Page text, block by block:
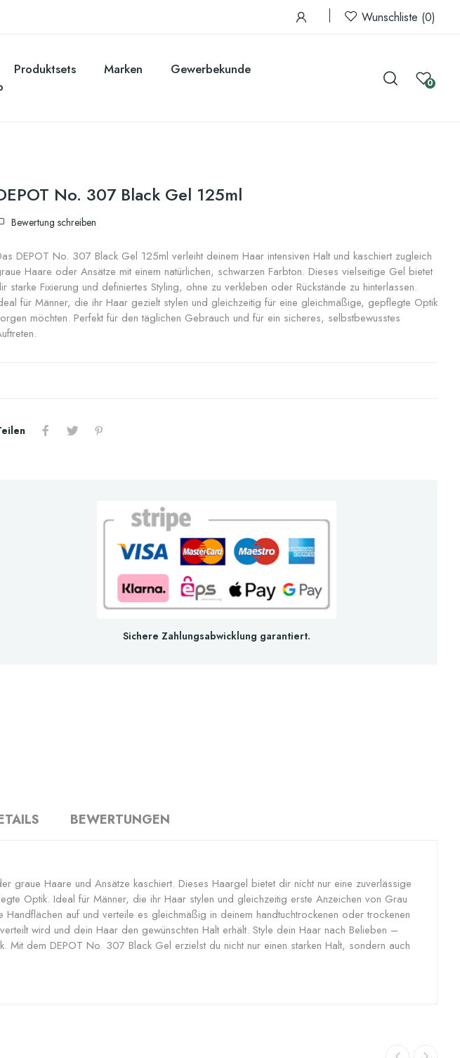
Wunschliste 0
Produktsets Marken
Gewerbekunde
0
No. 307 Black Gel 125ml
Bewertung schreiben
DEPOT No. 307 Black Gel 125ml verleiht deinem Haar intensiven Halt und kaschiert zugleich
Haare oder Ansätze mit einem natürlichen, schwarzen Farbton. Dieses vielseitige Gel bietet
starke Fixierung und definiertes Styling, ohne zu verkleben oder Rückstände zu hinterlassen.
für Männer, die ihr Haar gezielt stylen und gleichzeitig für eine gleichmäßige, gepflegte Optik
möchten. Perfekt für den täglichen Gebrauch und für ein sicheres, selbstbewusstes
Sichere Zahlungsabwicklung garantiert.
BEWERTUNGEN
graue Haare und Ansätze kaschiert. Dieses Haargel bietet dir nicht nur eine zuverlässige
Optik. Ideal für Männer, die ihr Haar stylen und gleichzeitig erste Anzeichen von Grau
auf und verteile es gleichmäßig in deinem handtuchtrockenen oder trockenen
wird und dein Haar den gewünschten Halt erhält. Style dein Haar nach Belieben –
Mit dem DEPOT No. 307 Black Gel erzielst du nicht nur einen starken Halt, sondern auch